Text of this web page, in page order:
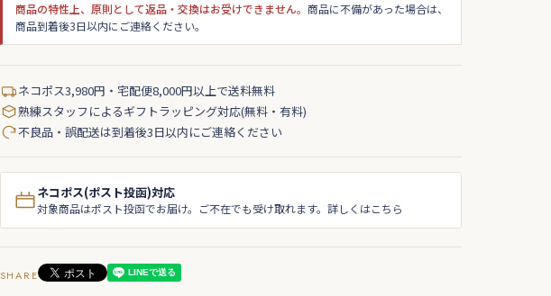
商品の特性上、原則として返品・交換はお受けできません。 商品に不備があった場合は、
商品到着後3日以内にご連絡ください。
ネコポス3,980円・宅配便8,000円以上で送料無料
熟練スタッフによるギフトラッピング対応(無料・有料)
不良品・誤配送は到着後3日以内にご連絡ください
ネコポス(ポスト投函)対応
対象商品はポスト投函でお届け。ご不在でも受け取れます。詳しくはこちら
SHARE